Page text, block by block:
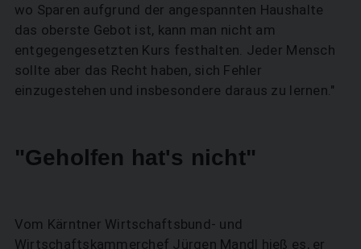
wo Sparen aufgrund der angespannten Haushalte
das oberste Gebot ist, kann man nicht am
entgegengesetzten Kurs festhalten. Jeder Mensch
sollte aber das Recht haben, sich Fehler
einzugestehen und insbesondere daraus zu lernen."
"Geholfen hat's nicht"
Vom Kärntner Wirtschaftsbund- und
Wirtschaftskammerchef Jürgen Mandl hieß es, er